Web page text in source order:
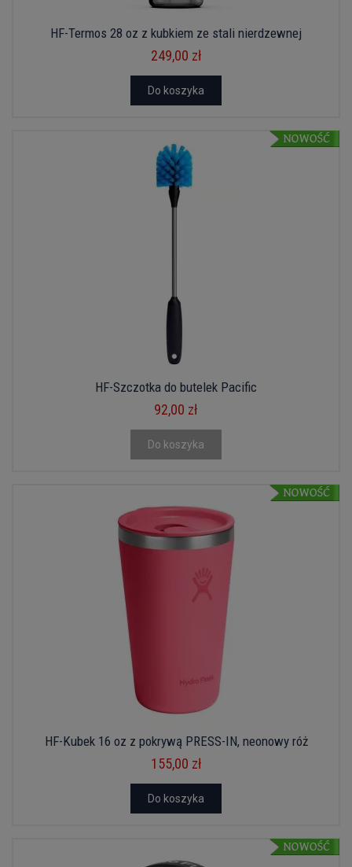
HF-Termos 28 oz z kubkiem ze stali nierdzewnej
249,00 zł
Do koszyka
HF-Szczotka do butelek Pacific
92,00 zł
Do koszyka
HF-Kubek 16 oz z pokrywą PRESS-IN, neonowy róż
155,00 zł
Do koszyka